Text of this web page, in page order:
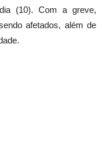
(10). Com a greve,
afetados, além de